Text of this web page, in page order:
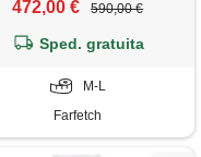
472,00 € 590,00 €
Sped. gratuita
M-L
Farfetch